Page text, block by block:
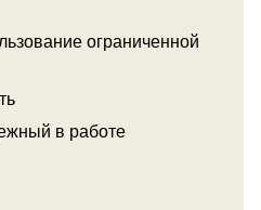
ограниченной
в работе